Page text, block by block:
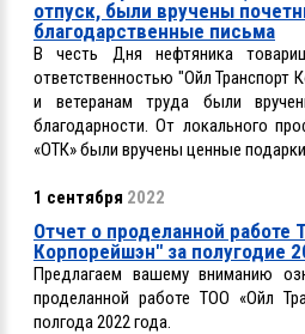
отпуск, были вручены
благодарственные письма
В честь Дня нефтяника
ответственностью "Ойл Транспорт
и ветеранам труда были
благодарности. От локального
«ОТК» были вручены ценные
1 сентября 2022
Отчет о проделанной работе
Корпорейшэн" за полугодие
Предлагаем вашему вниманию
проделанной работе ТОО «Ойл
полгода 2022 года.